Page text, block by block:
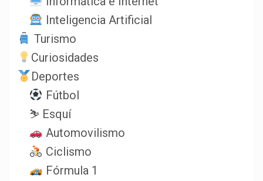
Inteligencia Artificial
Turismo
Curiosidades
Deportes
Fútbol
⛷️ Esquí
Automovilismo
Ciclismo
Fórmula 1